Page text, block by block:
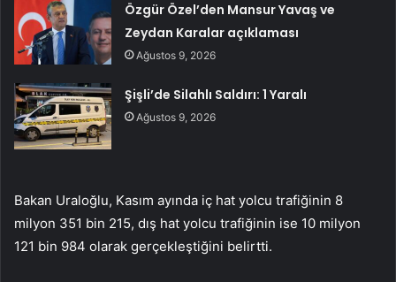
Özgür Özel’den Mansur Yavaş ve
Zeydan Karalar açıklaması
Ağustos 9, 2026
Şişli’de Silahlı Saldırı: 1 Yaralı
Ağustos 9, 2026
Bakan Uraloğlu, Kasım ayında iç hat yolcu trafiğinin 8
milyon 351 bin 215, dış hat yolcu trafiğinin ise 10 milyon
121 bin 984 olarak gerçekleştiğini belirtti.